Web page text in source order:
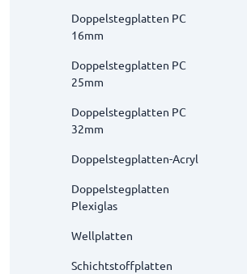
Doppelstegplatten PC
16mm
Doppelstegplatten PC
25mm
Doppelstegplatten PC
32mm
Doppelstegplatten-Acryl
Doppelstegplatten
Plexiglas
Wellplatten
Schichtstoffplatten